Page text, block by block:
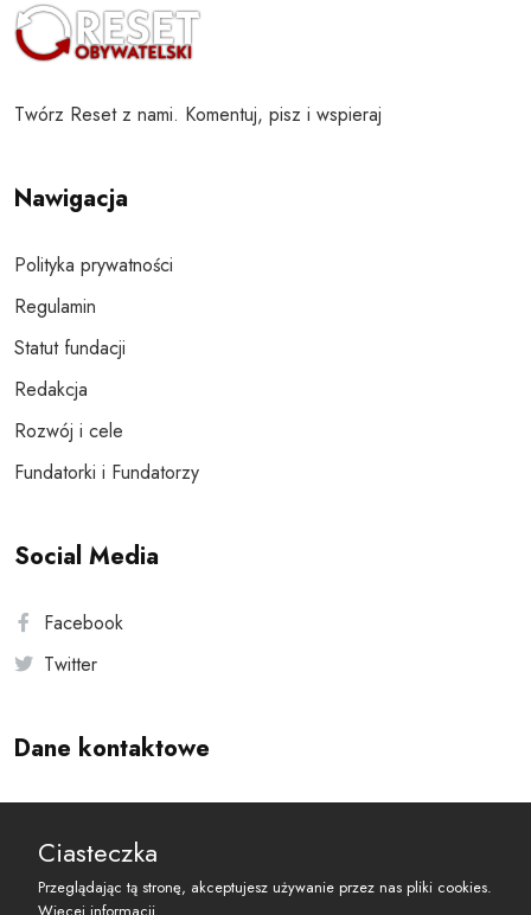
Twórz Reset z nami. Komentuj, pisz i wspieraj
Nawigacja
Polityka prywatności
Regulamin
Statut fundacji
Redakcja
Rozwój i cele
Fundatorki i Fundatorzy
Social Media
Facebook
Twitter
Dane kontaktowe
reset@resetobywatelski.pl
Ciasteczka
Przeglądając tą stronę, akceptujesz używanie przez nas pliki cookies.